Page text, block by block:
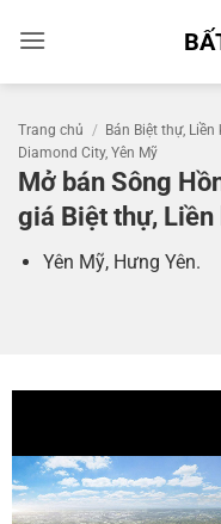
qua
Trang chủ / Bán Biệt thự, Liền
Diamond City, Yên Mỹ
Mở bán Sông
giá Biệt thự, Liền
Yên Mỹ, Hưng Yên.